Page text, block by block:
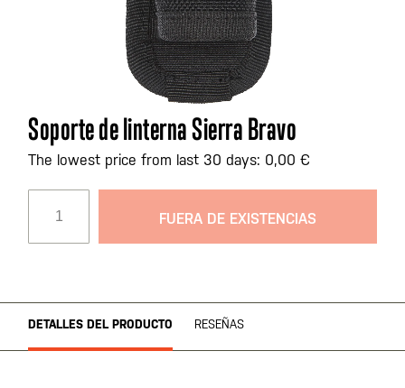
Saltar
al
comienzo
galería
de
Soporte de linterna Sierra Bravo
The lowest price from last 30 days: 0,00 €
FUERA DE EXISTENCIAS
DETALLES DEL PRODUCTO RESEÑAS